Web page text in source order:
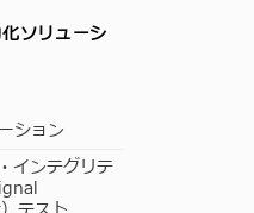
ソリューシ
ション
インテグリテ